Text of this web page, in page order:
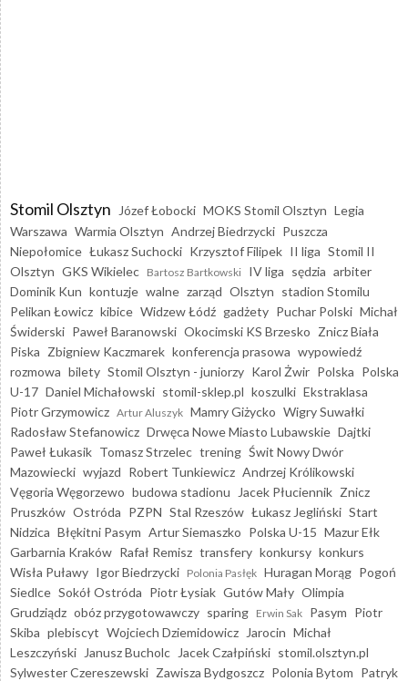
Stomil Olsztyn Józef Łobocki MOKS Stomil Olsztyn Legia
Warszawa Warmia Olsztyn Andrzej Biedrzycki Puszcza
Niepołomice Łukasz Suchocki Krzysztof Filipek II liga Stomil II
Olsztyn GKS Wikielec Bartosz Bartkowski IV liga sędzia arbiter
Dominik Kun kontuzje walne zarząd Olsztyn stadion Stomilu
Pelikan Łowicz kibice Widzew Łódź gadżety Puchar Polski Michał
Świderski Paweł Baranowski Okocimski KS Brzesko Znicz Biała
Piska Zbigniew Kaczmarek konferencja prasowa wypowiedź
rozmowa bilety Stomil Olsztyn - juniorzy Karol Żwir Polska Polska
U-17 Daniel Michałowski stomil-sklep.pl koszulki Ekstraklasa
Piotr Grzymowicz Artur Aluszyk Mamry Giżycko Wigry Suwałki
Radosław Stefanowicz Drwęca Nowe Miasto Lubawskie Dajtki
Paweł Łukasik Tomasz Strzelec trening Świt Nowy Dwór
Mazowiecki wyjazd Robert Tunkiewicz Andrzej Królikowski
Vęgoria Węgorzewo budowa stadionu Jacek Płuciennik Znicz
Pruszków Ostróda PZPN Stal Rzeszów Łukasz Jegliński Start
Nidzica Błękitni Pasym Artur Siemaszko Polska U-15 Mazur Ełk
Garbarnia Kraków Rafał Remisz transfery konkursy konkurs
Wisła Puławy Igor Biedrzycki Polonia Pasłęk Huragan Morąg Pogoń
Siedlce Sokół Ostróda Piotr Łysiak Gutów Mały Olimpia
Grudziądz obóz przygotowawczy sparing Erwin Sak Pasym Piotr
Skiba plebiscyt Wojciech Dziemidowicz Jarocin Michał
Leszczyński
Janusz Bucholc Jacek Czałpiński stomil.olsztyn.pl
Sylwester Czereszewski Zawisza Bydgoszcz Polonia Bytom Patryk